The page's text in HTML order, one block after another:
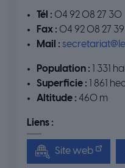
Tél : 04 92 08 27 30
Fax : 04 92 08 27 39
Mail :
Population : 1 331
Superficie : 1 861
Altitude : 460 m
Liens :
Site web